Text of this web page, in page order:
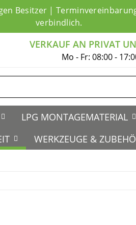
Besitzer |
verbindlich.
VERKAUF AN PRIVAT
Mo - Fr: 08:00 -
LPG MONTAGEMATERIAL
WERKZEUGE &